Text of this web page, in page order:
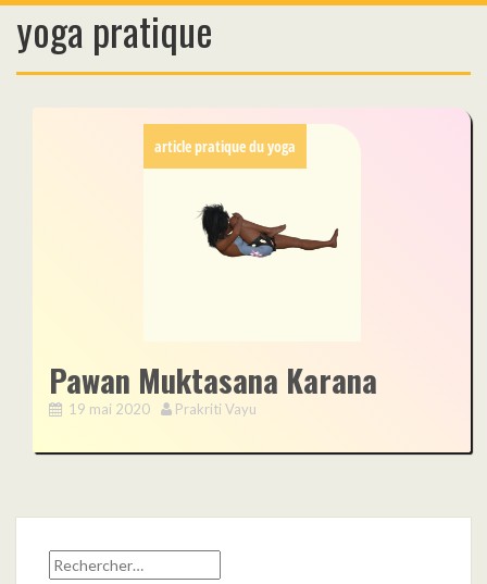
Skip
content
yoga pratique
article pratique du yoga
Pawan Muktasana Karana
19 mai 2020 Prakriti Vayu
Rechercher :